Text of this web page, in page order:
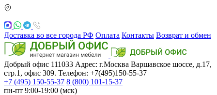
Доставка во все города РФ Оплата Контакты Возврат и обмен
Добрый офис 111033 Адрес: г.Москва Варшавское шоссе, д.17,
стр.1, офис 309. Телефон: +7(495)150-55-37
+7 (495) 150-55-37 8 (800) 101-15-37
пн-пт 9:00-19:00 (мск)